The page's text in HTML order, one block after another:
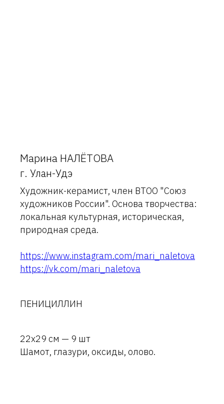
Марина НАЛЁТОВА
г. Улан-Удэ
Художник-керамист, член ВТОО "Союз
художников России". Основа творчества:
локальная культурная, историческая,
природная среда.
https://www.instagram.com/mari_naletova
https://vk.com/mari_naletova
ПЕНИЦИЛЛИН
22х29 см — 9 шт
Шамот, глазури, оксиды, олово.